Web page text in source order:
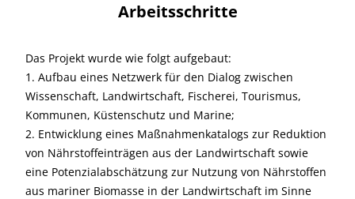
Arbeitsschritte
Das Projekt wurde wie folgt aufgebaut:
1. Aufbau eines Netzwerk für den Dialog zwischen
Wissenschaft, Landwirtschaft, Fischerei, Tourismus,
Kommunen, Küstenschutz und Marine;
2. Entwicklung eines Maßnahmenkatalogs zur Reduktion
von Nährstoffeinträgen aus der Landwirtschaft sowie
eine Potenzialabschätzung zur Nutzung von Nährstoffen
aus mariner Biomasse in der Landwirtschaft im Sinne